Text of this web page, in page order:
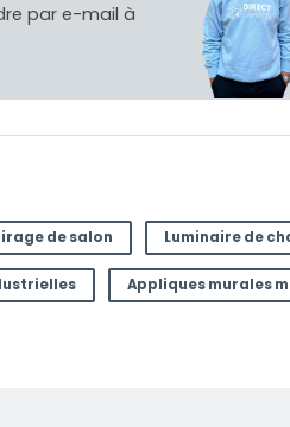
par e-mail à
de salon Luminaire de
Appliques murales